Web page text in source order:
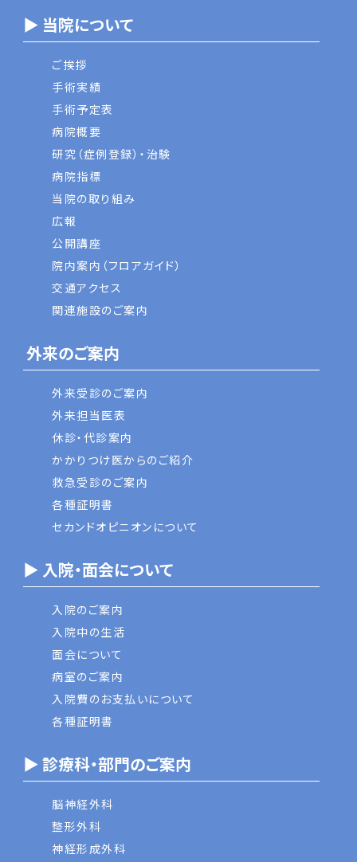
▶ 当院について
ご挨拶
手術実績
手術予定表
病院概要
研究（症例登録）・治験
病院指標
当院の取り組み
広報
公開講座
院内案内（フロアガイド）
交通アクセス
関連施設のご案内
外来のご案内
外来受診のご案内
外来担当医表
休診・代診案内
かかりつけ医からのご紹介
救急受診のご案内
各種証明書
セカンドオピニオンについて
▶ 入院・面会について
入院のご案内
入院中の生活
面会について
病室のご案内
入院費のお支払いについて
各種証明書
▶ 診療科・部門のご案内
脳神経外科
整形外科
神経形成外科